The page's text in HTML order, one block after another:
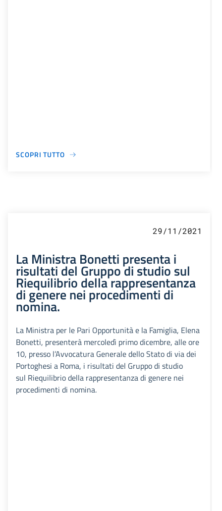
SCOPRI TUTTO
29/11/2021
La Ministra Bonetti presenta i
risultati del Gruppo di studio sul
Riequilibrio della rappresentanza
di genere nei procedimenti di
nomina.
La Ministra per le Pari Opportunità e la Famiglia, Elena
Bonetti, presenterà mercoledì primo dicembre, alle ore
10, presso l’Avvocatura Generale dello Stato di via dei
Portoghesi a Roma, i risultati del Gruppo di studio
sul Riequilibrio della rappresentanza di genere nei
procedimenti di nomina.